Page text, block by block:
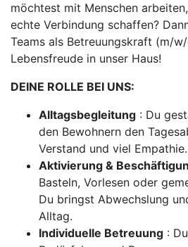
möchtest mit Menschen
echte Verbindung schaffen?
Teams als Betreuungskraft (m/
Lebensfreude in unser Haus!
DEINE ROLLE BEI UNS:
Alltagsbegleitung : Du
den Bewohnern den
Verstand und viel Empathie.
Aktivierung &
Basteln, Vorlesen oder
Du bringst Abwechslung
Alltag.
Individuelle Betreuung :